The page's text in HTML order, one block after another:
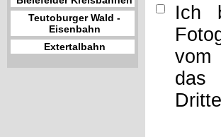
Teutoburger Wald -
Eisenbahn
Extertalbahn
Ich
vom
das